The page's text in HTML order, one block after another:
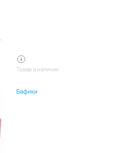
Товар в наличии
Бафики